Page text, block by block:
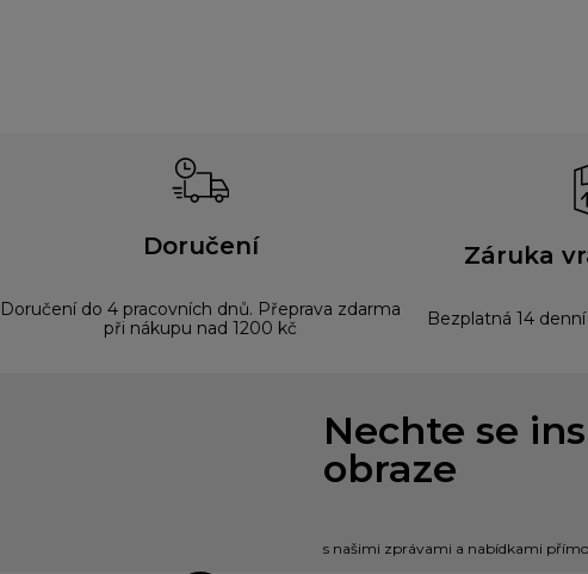
Doručení
Doručení do 4 pracovních dnů. Přeprava zdarma
při nákupu nad 1200 kč
Záruka
Bezplatná 14
Nechte se
obraze
s našimi zprávami a nabídkami přímo